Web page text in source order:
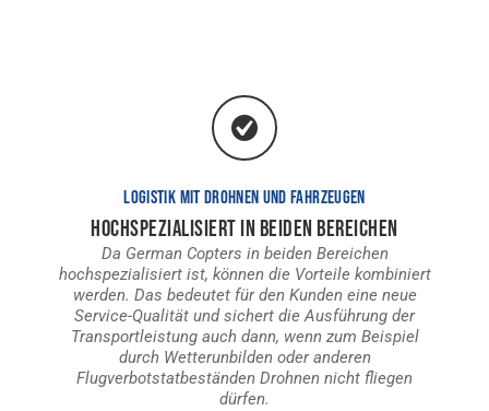
LOGISTIK MIT DROHNEN UND FAHRZEUGEN
HOCHSPEZIALISIERT IN BEIDEN BEREICHEN
Da German Copters in beiden Bereichen
hochspezialisiert ist, können die Vorteile kombiniert
werden. Das bedeutet für den Kunden eine neue
Service-Qualität und sichert die Ausführung der
Transportleistung auch dann, wenn zum Beispiel
durch Wetterunbilden oder anderen
Flugverbotstatbeständen Drohnen nicht fliegen
dürfen.